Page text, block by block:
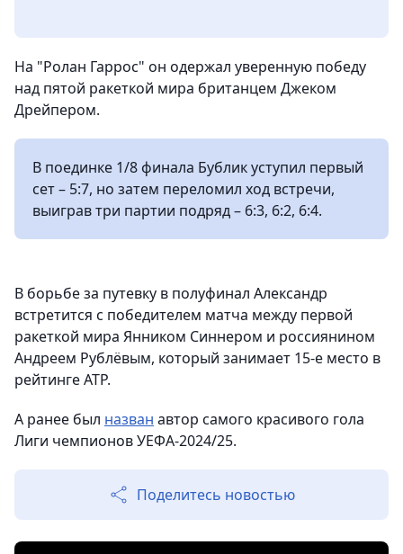
На "Ролан Гаррос" он одержал уверенную победу
над пятой ракеткой мира британцем Джеком
Дрейпером.
В поединке 1/8 финала Бублик уступил первый
сет – 5:7, но затем переломил ход встречи,
выиграв три партии подряд – 6:3, 6:2, 6:4.
В борьбе за путевку в полуфинал Александр
встретится с победителем матча между первой
ракеткой мира Янником Синнером и россиянином
Андреем Рублёвым, который занимает 15-е место в
рейтинге ATP.
А ранее был назван автор самого красивого гола
Лиги чемпионов УЕФА-2024/25.
Поделитесь новостью